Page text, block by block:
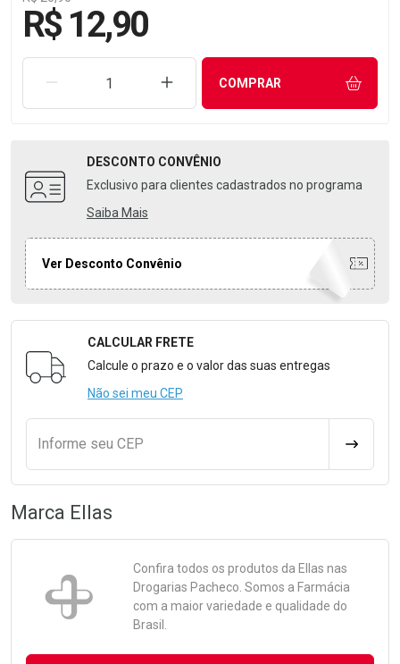
R$ 12,90
REMOVER UMA UNIDADEAUMENTAR UMA UNIDADE
COMPRAR
DESCONTO CONVÊNIO
Exclusivo para clientes cadastrados no programa
Saiba Mais
Ver Desconto Convênio
Formulário para Calcular o Frete
CALCULAR FRETE
Calcule o prazo e o valor das suas entregas
Não sei meu CEP
Informe seu CEP
Marca Ellas
Confira todos os produtos da Ellas nas
Drogarias Pacheco. Somos a Farmácia
com a maior variedade e qualidade do
Brasil.